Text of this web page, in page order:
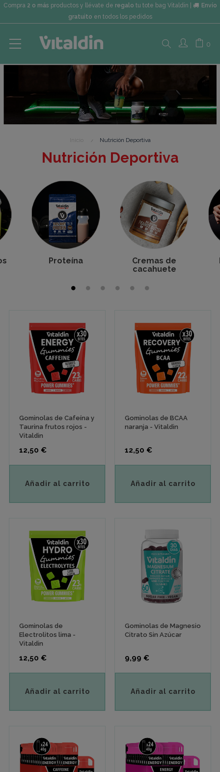
Compra 2 o más productos y llévate de regalo tu tote bag Vitaldin |
Envío
gratuito en todos los pedidos
Search 0
Nutrición Deportiva
Nutrición Deportiva
Proteína
Cremas de
cacahuete
Gominolas de Cafeína y
Taurina frutos rojos -
Vitaldin
Precio
12,50 €
Añadir al carrito
Gominolas de BCAA
naranja - Vitaldin
Precio
12,50 €
Añadir al carrito
Gominolas de
Electrolitos lima -
Vitaldin
Precio
12,50 €
Añadir al carrito
Gominolas de Magnesio
Citrato Sin Azúcar
Precio
9,99 €
Añadir al carrito